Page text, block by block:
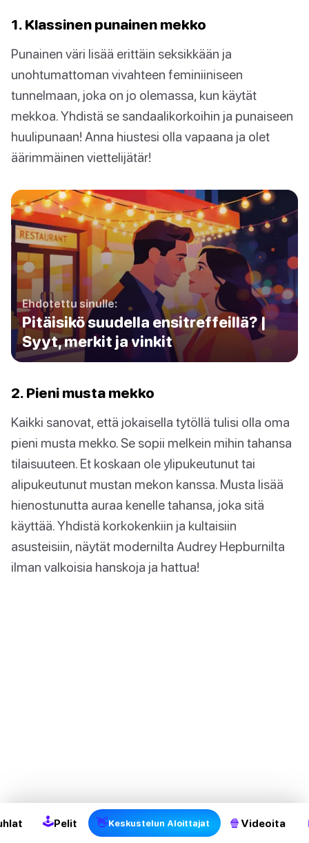
1. Klassinen punainen mekko
Punainen väri lisää erittäin seksikkään ja
unohtumattoman vivahteen feminiiniseen
tunnelmaan, joka on jo olemassa, kun käytät
mekkoa. Yhdistä se sandaalikorkoihin ja punaiseen
huulipunaan! Anna hiustesi olla vapaana ja olet
äärimmäinen viettelijätär!
Ehdotettu sinulle:
Pitäisikö suudella ensitreffeillä? |
Syyt, merkit ja vinkit
2. Pieni musta mekko
Kaikki sanovat, että jokaisella tytöllä tulisi olla oma
pieni musta mekko. Se sopii melkein mihin tahansa
tilaisuuteen. Et koskaan ole ylipukeutunut tai
alipukeutunut mustan mekon kanssa. Musta lisää
hienostunutta auraa kenelle tahansa, joka sitä
käyttää. Yhdistä korkokenkiin ja kultaisiin
asusteisiin, näytät modernilta Audrey Hepburnilta
ilman valkoisia hanskoja ja hattua!
🕹Pelit 👋Keskustelun Aloittajat 🍿 Videoita